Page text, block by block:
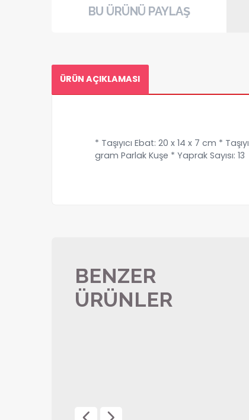
BU ÜRÜNÜ PAYLAŞ
ÜRÜN AÇIKLAMASI
* Taşıyıcı Ebat: 20 x 14 x 7 cm *
gram Parlak Kuşe * Yaprak Sayısı: 13
BENZER
ÜRÜNLER